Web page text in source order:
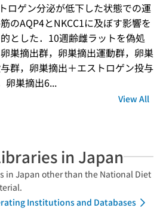
ロゲン分泌が低下した状態での運
のAQP4とNKCC1に及ぼす影響を
とした．10週齢雌ラットを偽処
巣摘出群，卵巣摘出運動群，卵巣
群，卵巣摘出＋エストロゲン投与
卵巣摘出6...
View All
in Japan
in Japan other than the National Diet
Institutions and Databases